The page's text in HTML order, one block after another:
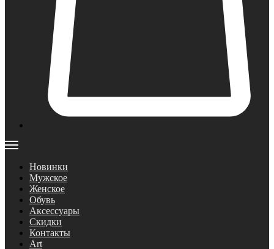
Новинки
Мужское
Женское
Обувь
Аксессуары
Скидки
Контакты
Art